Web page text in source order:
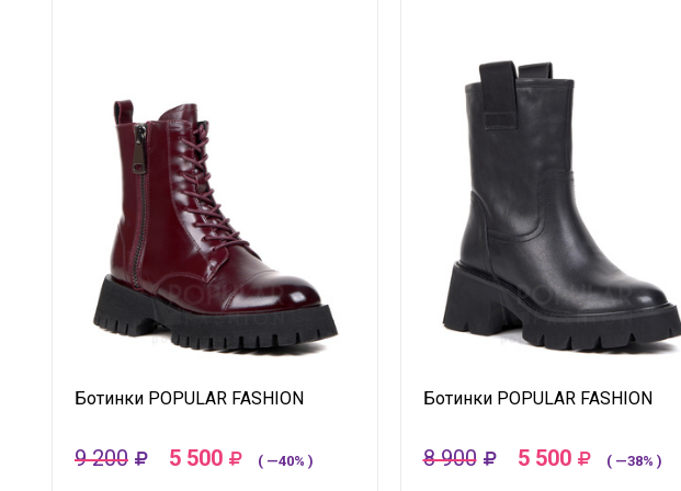
Ботинки POPULAR FASHION
9 200 5 500 ( —40% )
Ботинки POPULAR FASHION
8 900 5 500 ( —38% )